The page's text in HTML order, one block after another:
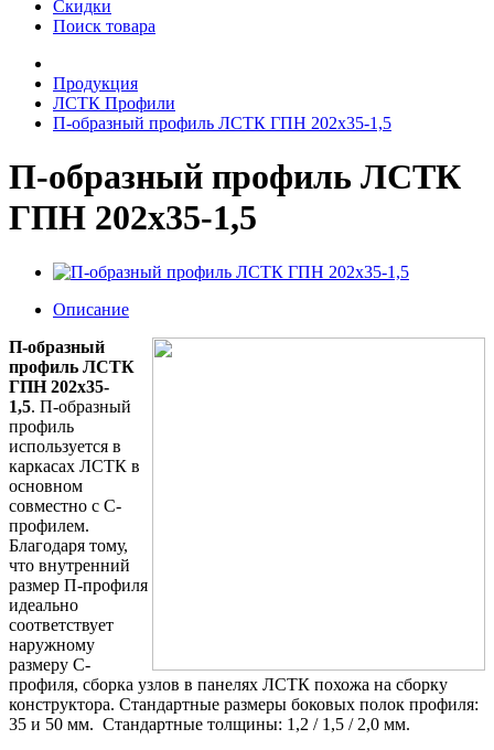
Скидки
Поиск товара
Продукция
ЛСТК Профили
П-образный профиль ЛСТК ГПН 202x35-1,5
П-образный профиль ЛСТК
ГПН 202x35-1,5
Описание
П-образный
профиль ЛСТК
ГПН 202x35-
1,5. П-образный
профиль
используется в
каркасах ЛСТК в
основном
совместно с С-
профилем.
Благодаря тому,
что внутренний
размер П-профиля
идеально
соответствует
наружному
размеру С-
профиля, сборка узлов в панелях ЛСТК похожа на сборку
конструктора. Стандартные размеры боковых полок профиля:
35 и 50 мм. Стандартные толщины: 1,2 / 1,5 / 2,0 мм.